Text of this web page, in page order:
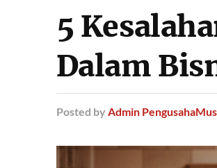
5
Dalam
Posted by Admin